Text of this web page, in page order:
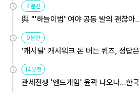
4분전
與 "'하늘이법' 여야 공동 발의 괜찮아
9분전
'캐시딜' 캐시워크 돈 버는 퀴즈, 정답
14분전
관세전쟁 '엔드게임' 윤곽 나오나…한